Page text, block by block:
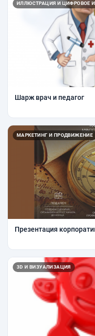
ИЛЛЮСТРАЦИЯ И ЦИФРОВОЕ
Шарж врач и педагог
МАРКЕТИНГ И ПРОДВИЖЕНИЕ
Презентация
3D И ВИЗУАЛИЗАЦИЯ